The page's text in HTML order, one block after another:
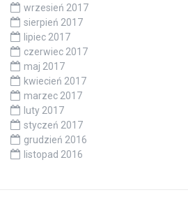
wrzesień 2017
sierpień 2017
lipiec 2017
czerwiec 2017
maj 2017
kwiecień 2017
marzec 2017
luty 2017
styczeń 2017
grudzień 2016
listopad 2016